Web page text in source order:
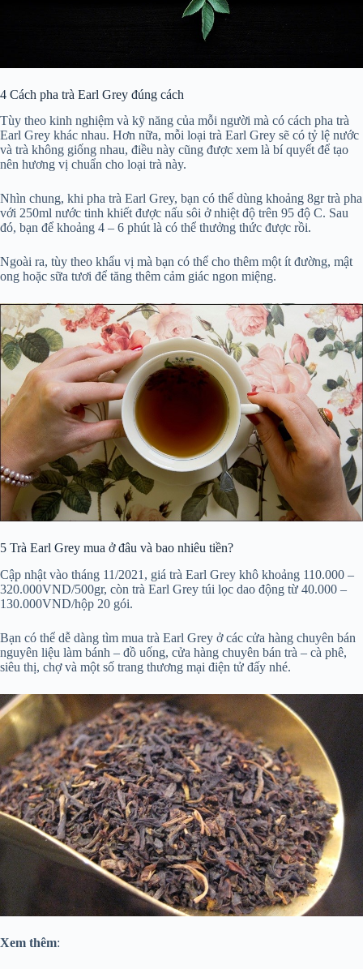
4 Cách pha trà Earl Grey đúng cách
Tùy theo kinh nghiệm và kỹ năng của mỗi người mà có cách pha trà
Earl Grey khác nhau. Hơn nữa, mỗi loại trà Earl Grey sẽ có tỷ lệ nước
và trà không giống nhau, điều này cũng được xem là bí quyết để tạo
nên hương vị chuẩn cho loại trà này.
Nhìn chung, khi pha trà Earl Grey, bạn có thể dùng khoảng 8gr trà pha
với 250ml nước tinh khiết được nấu sôi ở nhiệt độ trên 95 độ C. Sau
đó, bạn để khoảng 4 – 6 phút là có thể thưởng thức được rồi.
Ngoài ra, tùy theo khẩu vị mà bạn có thể cho thêm một ít đường, mật
ong hoặc sữa tươi để tăng thêm cảm giác ngon miệng.
5 Trà Earl Grey mua ở đâu và bao nhiêu tiền?
Cập nhật vào tháng 11/2021, giá trà Earl Grey khô khoảng 110.000 –
320.000VND/500gr, còn trà Earl Grey túi lọc dao động từ 40.000 –
130.000VND/hộp 20 gói.
Bạn có thể dễ dàng tìm mua trà Earl Grey ở các cửa hàng chuyên bán
nguyên liệu làm bánh – đồ uống, cửa hàng chuyên bán trà – cà phê,
siêu thị, chợ và một số trang thương mại điện tử đấy nhé.
Xem thêm: